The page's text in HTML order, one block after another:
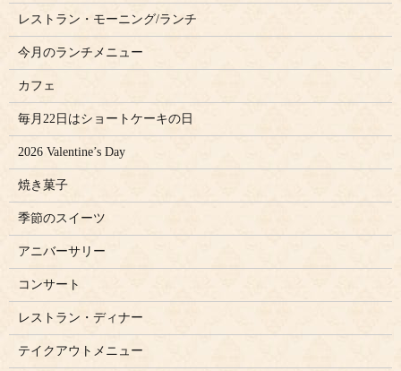
レストラン・モーニング/ランチ
今月のランチメニュー
カフェ
毎月22日はショートケーキの日
2026 Valentine’s Day
焼き菓子
季節のスイーツ
アニバーサリー
コンサート
レストラン・ディナー
テイクアウトメニュー